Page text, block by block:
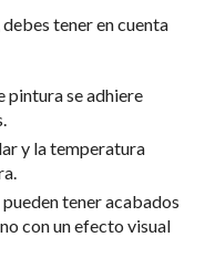
tener en cuenta
pintura se adhiere
y la temperatura
pueden tener acabados
con un efecto visual